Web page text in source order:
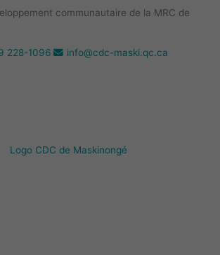
communautaire de la MRC de
228-1096 info@cdc-maski.qc.ca